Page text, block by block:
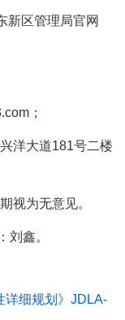
新区管理局官网
；
洋大道181号二楼
视为无意见。
刘鑫。
详细规划》JDLA-